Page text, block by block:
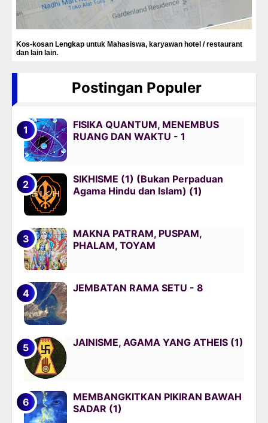
Kos-kosan Lengkap untuk Mahasiswa, karyawan hotel / restaurant
dan lain lain.
Postingan Populer
FISIKA QUANTUM, MENEMBUS
RUANG DAN WAKTU - 1
SIKHISME (1) (Bukan Perpaduan
Agama Hindu dan Islam) (1)
MAKNA PATRAM, PUSPAM,
PHALAM, TOYAM
JEMBATAN RAMA SETU - 8
JAINISME, AGAMA YANG ATHEIS (1)
MEMBANGKITKAN PIKIRAN BAWAH
SADAR (1)